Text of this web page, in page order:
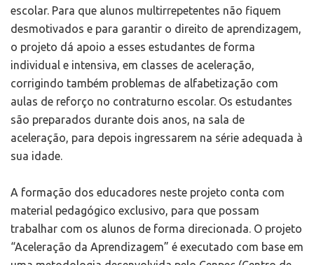
escolar. Para que alunos multirrepetentes não fiquem
desmotivados e para garantir o direito de aprendizagem,
o projeto dá apoio a esses estudantes de forma
individual e intensiva, em classes de aceleração,
corrigindo também problemas de alfabetização com
aulas de reforço no contraturno escolar. Os estudantes
são preparados durante dois anos, na sala de
aceleração, para depois ingressarem na série adequada à
sua idade.
A formação dos educadores neste projeto conta com
material pedagógico exclusivo, para que possam
trabalhar com os alunos de forma direcionada. O projeto
“Aceleração da Aprendizagem” é executado com base em